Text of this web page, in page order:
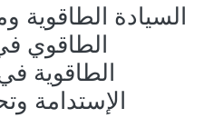
السيادة الطاقوية
الطاقوي
الطاقوية
الإستدامة